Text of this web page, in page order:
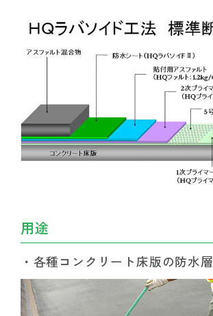
用途
各種コンクリート床版の防水層